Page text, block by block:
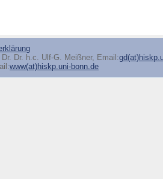
Dr. h.c. Ulf-G. Meißner, Email:
www(at)hiskp.uni-bonn.de